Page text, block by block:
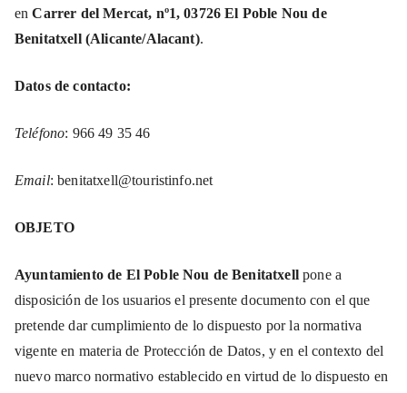
enCarrer del Mercat, nº1, 03726 El Poble Nou de
Benitatxell (Alicante/Alacant).
Datos de contacto:
Teléfono: 966 49 35 46
Email: benitatxell@touristinfo.net
OBJETO
Ayuntamiento de El Poble Nou de Benitatxellpone a
disposición de los usuarios el presente documento con el que
pretende dar cumplimiento de lo dispuesto por la normativa
vigente en materia de Protección de Datos, y en el contexto del
nuevo marco normativo establecido en virtud de lo dispuesto en